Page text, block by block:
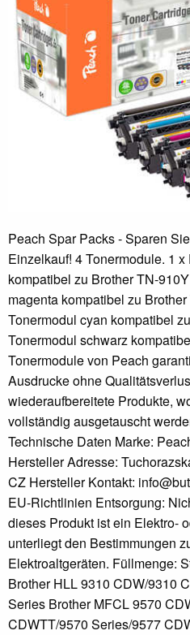
Peach Spar Packs - Sparen
Einzelkauf! 4 Tonermodule. 1
kompatibel zu Brother TN-
magenta kompatibel zu
Tonermodul cyan kompatibel
Tonermodul schwarz
Tonermodule von Peach
Ausdrucke ohne
wiederaufbereitete Produkte,
vollständig ausgetauscht
Technische Daten Marke:
Hersteller Adresse:
CZ Hersteller Kontakt:
EU-Richtlinien Entsorgung:
dieses Produkt ist ein Elektro-
unterliegt den Bestimmungen
Elektroaltgeräten. Füllmenge:
Brother HLL 9310 CDW/9310
Series Brother MFCL 9570
CDWTT/9570 Series/9577